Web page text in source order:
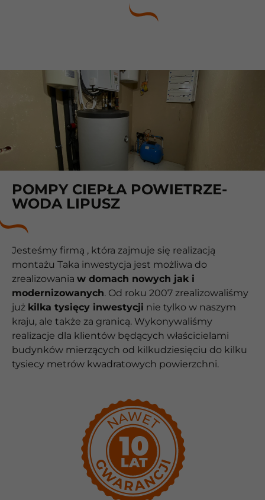
POMPY CIEPŁA POWIETRZE-
WODA LIPUSZ
Jesteśmy firmą , która zajmuje się realizacją
montażu Taka inwestycja jest możliwa do
zrealizowania w domach nowych jak i
modernizowanych. Od roku 2007 zrealizowaliśmy
już kilka tysięcy inwestycji nie tylko w naszym
kraju, ale także za granicą. Wykonywaliśmy
realizacje dla klientów będących właścicielami
budynków mierzących od kilkudziesięciu do kilku
tysiecy metrów kwadratowych powierzchni.